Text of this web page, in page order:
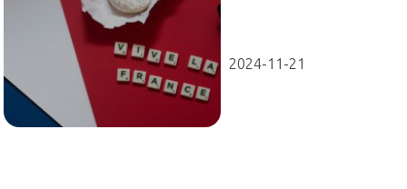
2024-11-21